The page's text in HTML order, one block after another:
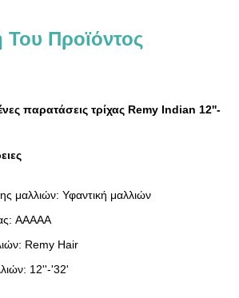
Του Προϊόντος
παρατάσεις τρίχας Remy Indian 12''-
μαλλιών: Υφαντική μαλλιών
AAAAA
Remy Hair
12''-'32'